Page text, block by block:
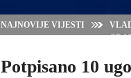
NAJNOVIJE VIJESTI
Potpisano 10